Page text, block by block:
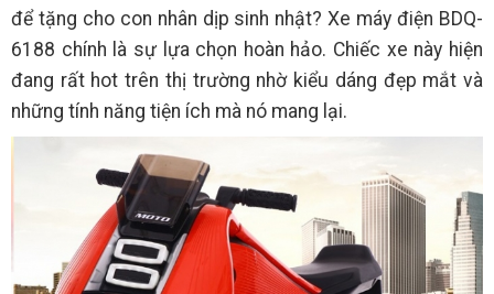
để tặng cho con nhân dịp sinh nhật? Xe máy điện BDQ-
6188 chính là sự lựa chọn hoàn hảo. Chiếc xe này hiện
đang rất hot trên thị trường nhờ kiểu dáng đẹp mắt và
những tính năng tiện ích mà nó mang lại.